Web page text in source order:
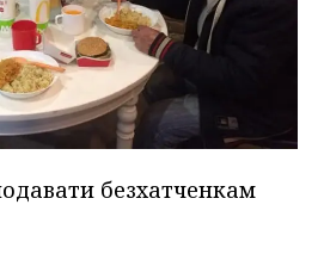
безхатченкам